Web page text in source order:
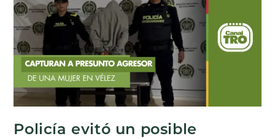
Policía evitó un posible